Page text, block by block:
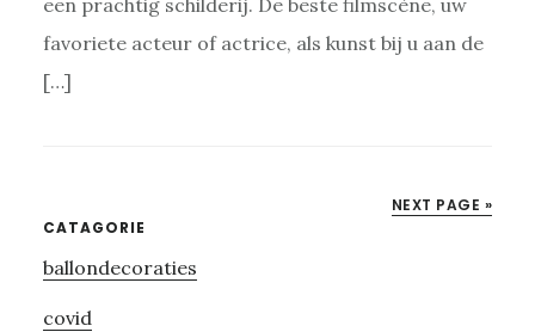
een prachtig schilderij. De beste filmscène, uw
favoriete acteur of actrice, als kunst bij u aan de
[…]
NEXT PAGE »
Primary
Sidebar
CATAGORIE
ballondecoraties
covid